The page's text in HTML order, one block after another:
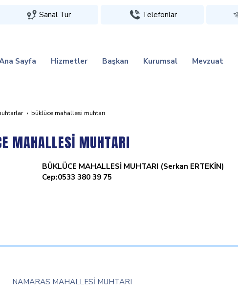
Sanal Tur Telefonlar
Sayfa Hizmetler Başkan Kurumsal Mevzuat
büklüce mahallesi̇ muhtari
MAHALLESİ MUHTARI
BÜKLÜCE MAHALLESİ MUHTARI (Serkan ERTEKİN)
Cep:0533 380 39 75
NAMARAS MAHALLESİ MUHTARI